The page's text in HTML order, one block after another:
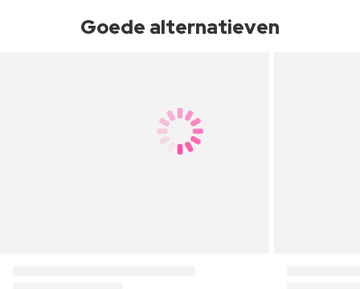
Goede alternatieven